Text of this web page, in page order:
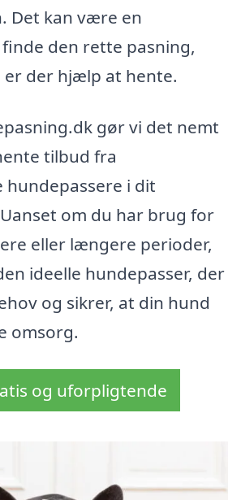
Det kan være en
den rette pasning,
er der hjælp at hente.
gør vi det nemt
tilbud fra
hundepassere i dit
om du har brug for
eller længere perioder,
ideelle hundepasser, der
og sikrer, at din hund
omsorg.
og uforpligtende